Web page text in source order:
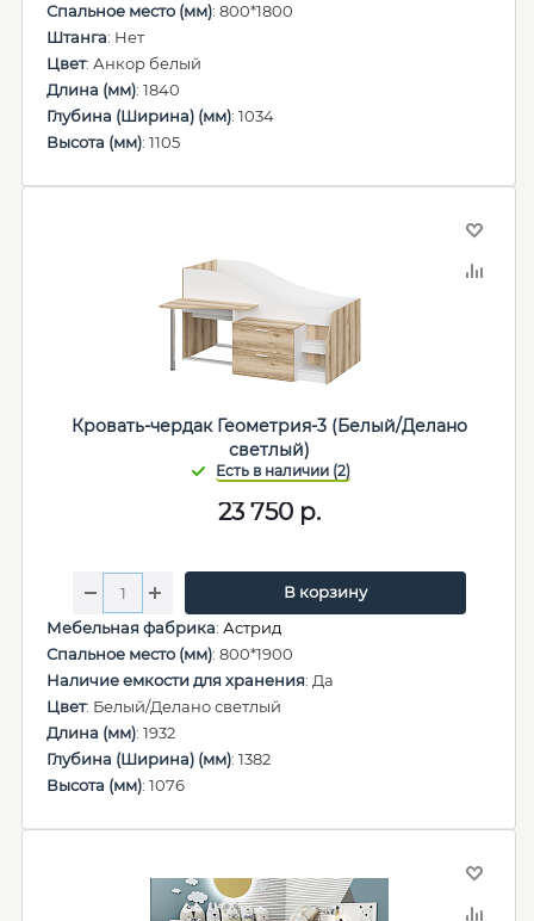
Спальное место (мм): 800*1800
Штанга: Нет
Цвет: Анкор белый
Длина (мм): 1840
Глубина (Ширина) (мм): 1034
Высота (мм): 1105
Кровать-чердак Геометрия-3 (Белый/Делано
светлый)
23 750 р.
В корзину
Мебельная фабрика: Астрид
Спальное место (мм): 800*1900
Наличие емкости для хранения: Да
Цвет: Белый/Делано светлый
Длина (мм): 1932
Глубина (Ширина) (мм): 1382
Высота (мм): 1076